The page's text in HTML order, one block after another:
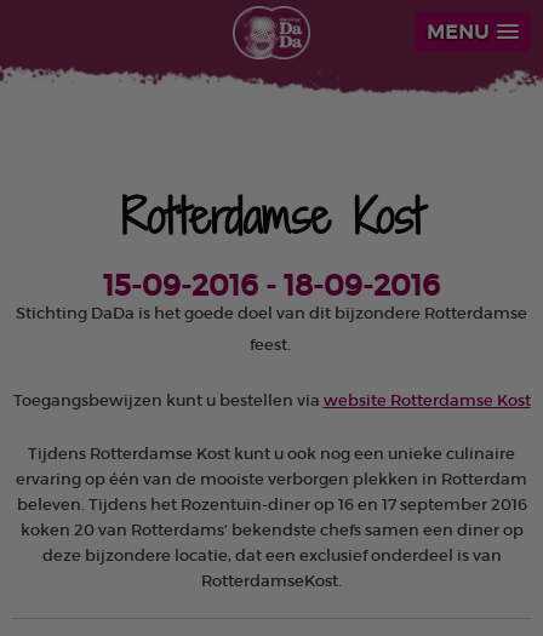
MENU
Rotterdamse Kost
15-09-2016 - 18-09-2016
Stichting DaDa is het goede doel van dit bijzondere Rotterdamse
feest.
Toegangsbewijzen kunt u bestellen via website Rotterdamse Kost
Tijdens Rotterdamse Kost kunt u ook nog een unieke culinaire
ervaring op één van de mooiste verborgen plekken in Rotterdam
beleven. Tijdens het Rozentuin-diner op 16 en 17 september 2016
koken 20 van Rotterdams’ bekendste chefs samen een diner op
deze bijzondere locatie, dat een exclusief onderdeel is van
RotterdamseKost.